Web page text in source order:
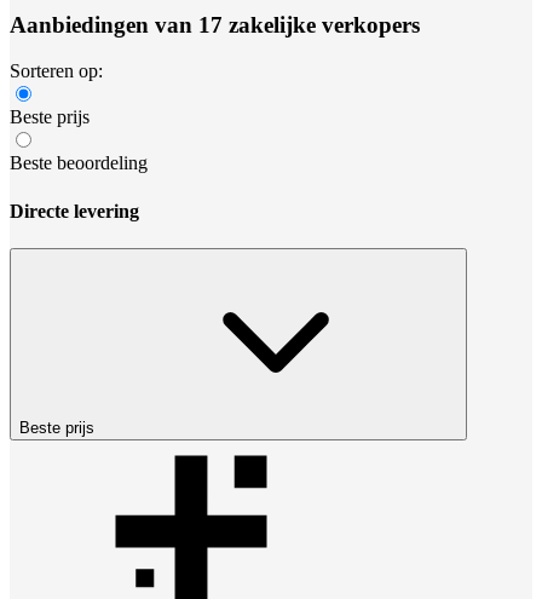
Aanbiedingen van 17 zakelijke verkopers
Sorteren op:
Beste prijs
Beste beoordeling
Directe levering
Beste prijs